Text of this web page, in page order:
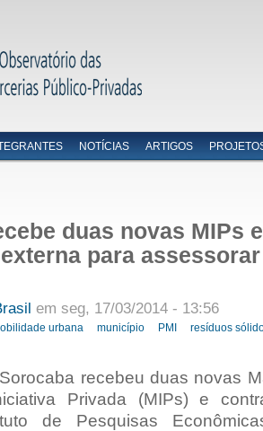
NOTÍCIAS ARTIGOS
duas novas MIPs
para
em seg, 17/03/2014 - 13:56
urbana município PMI
resíduos
recebeu duas novas
Privada (MIPs) e
de Pesquisas